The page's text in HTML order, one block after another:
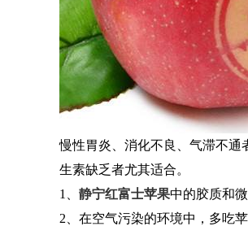
慢性胃炎、消化不良、气滞不通
生素缺乏者尤其适合。
1、 静宁红富士苹果中的胶质和
2、在空气污染的环境中，多吃